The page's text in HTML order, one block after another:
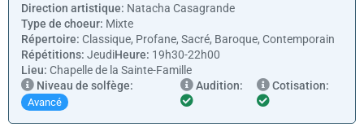
Direction artistique: Natacha Casagrande
Type de choeur: Mixte
Répertoire: Classique, Profane, Sacré, Baroque, Contemporain
Répétitions: JeudiHeure: 19h30-22h00
Lieu: Chapelle de la Sainte-Famille
Niveau de solfège:
Avancé
Audition: Cotisation: